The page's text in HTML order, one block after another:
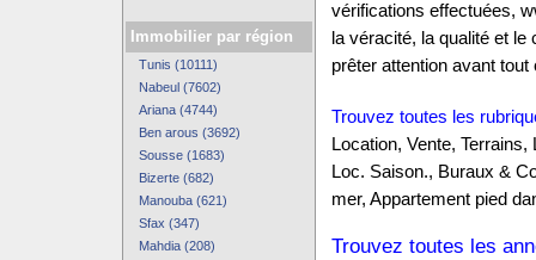
Immobilier par région
Tunis (10111)
Nabeul (7602)
Ariana (4744)
Ben arous (3692)
Sousse (1683)
Bizerte (682)
Manouba (621)
Sfax (347)
Mahdia (208)
vérifications effectuées,
la véracité, la qualité et
prêter attention avant tout
Trouvez toutes les
Location, Vente,
Loc. Saison., Buraux &
mer, Appartement pied
Trouvez toutes les